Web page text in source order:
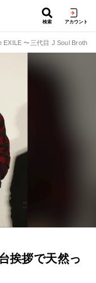
検索 アカウント
EXILE 〜三代目 J Soul
挨拶で天然っ